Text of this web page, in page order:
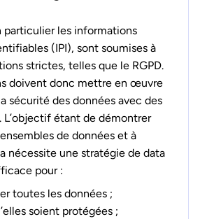
particulier les informations
(IPI), sont soumises à
strictes, telles que le RGPD.
doivent donc mettre en œuvre
sécurité des données avec des
L’objectif étant de démontrer
de données et à
nécessite une stratégie de data
pour :
toutes les données ;
soient protégées ;